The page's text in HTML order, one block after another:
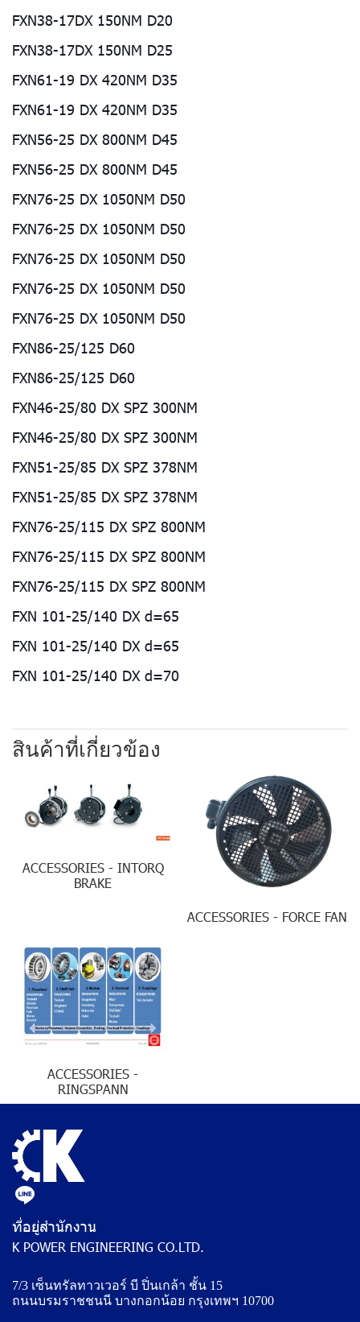
FXN38-17DX 150NM D20
FXN38-17DX 150NM D25
FXN61-19 DX 420NM D35
FXN61-19 DX 420NM D35
FXN56-25 DX 800NM D45
FXN56-25 DX 800NM D45
FXN76-25 DX 1050NM D50
FXN76-25 DX 1050NM D50
FXN76-25 DX 1050NM D50
FXN76-25 DX 1050NM D50
FXN76-25 DX 1050NM D50
FXN86-25/125 D60
FXN86-25/125 D60
FXN46-25/80 DX SPZ 300NM
FXN46-25/80 DX SPZ 300NM
FXN51-25/85 DX SPZ 378NM
FXN51-25/85 DX SPZ 378NM
FXN76-25/115 DX SPZ 800NM
FXN76-25/115 DX SPZ 800NM
FXN76-25/115 DX SPZ 800NM
FXN 101-25/140 DX d=65
FXN 101-25/140 DX d=65
FXN 101-25/140 DX d=70
สินค้าที่เกี่ยวข้อง
ACCESSORIES - INTORQ
BRAKE
ACCESSORIES - FORCE FAN
ACCESSORIES -
RINGSPANN
ที่อยู่สำนักงาน
K POWER ENGINEERING CO.LTD.
7/3 เซ็นทรัลทาวเวอร์ บี ปิ่นเกล้า ชั้น 15
ถนนบรมราชชนนี บางกอกน้อย กรุงเทพฯ 10700